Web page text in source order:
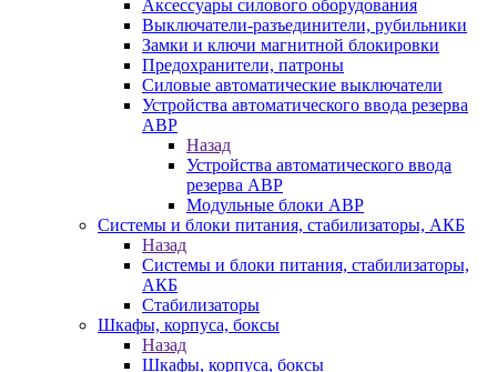
Аксессуары силового оборудования
Выключатели-разъединители, рубильники
Замки и ключи магнитной блокировки
Предохранители, патроны
Силовые автоматические выключатели
Устройства автоматического ввода резерва
АВР
Назад
Устройства автоматического ввода
резерва АВР
Модульные блоки АВР
Системы и блоки питания, стабилизаторы, АКБ
Назад
Системы и блоки питания, стабилизаторы,
АКБ
Стабилизаторы
Шкафы, корпуса, боксы
Назад
Шкафы, корпуса, боксы